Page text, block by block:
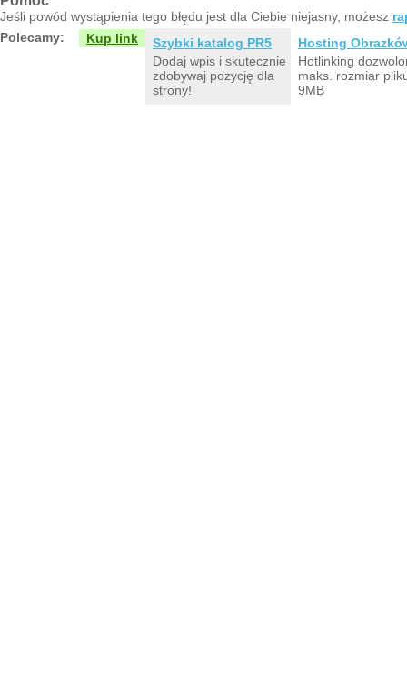
Jeśli powód wystąpienia tego błędu jest dla Ciebie niejasny, możesz
Polecamy:
Kup link
Szybki katalog PR5
Dodaj wpis i skutecznie
zdobywaj pozycję dla
strony!
Hosting
Hotlinking
maks. rozmiar
9MB